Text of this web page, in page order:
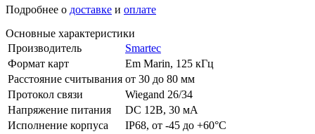
Подробнее о доставке и оплате
Основные характеристики
Производитель
Smartec
Формат карт
Em Marin, 125 кГц
Расстояние считывания от 30 до 80 мм
Протокол связи
Wiegand 26/34
Напряжение питания
DC 12В, 30 мА
Исполнение корпуса
IP68, от -45 до +60°C